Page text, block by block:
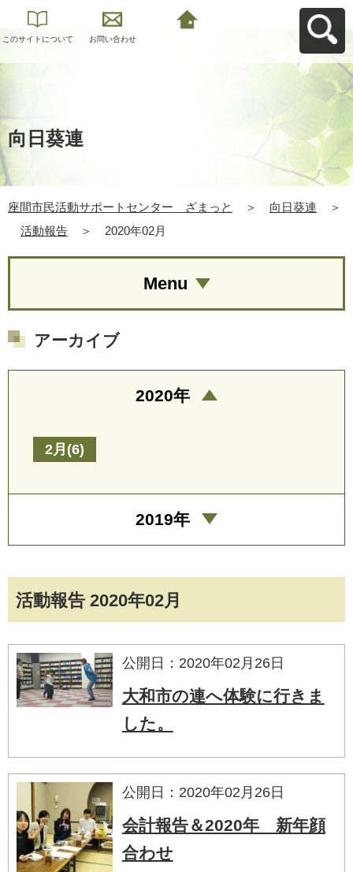
このサイトについて お問い合わせ
向日葵連
座間市民活動サポートセンター ざまっと ＞ 向日葵連
＞
活動報告
＞ 2020年02月
活動報告 2020年02月
公開日：2020年02月26日
大和市の連へ体験に行きま
した。
公開日：2020年02月26日
会計報告＆2020年 新年顔
合わせ
Menu
アーカイブ
2020年
2月(6)
2019年